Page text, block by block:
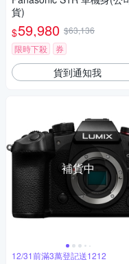
貨)
$59,980 $63,136
限時下殺
券
貨到通知我
補貨中
12/31前滿3萬登記送1212